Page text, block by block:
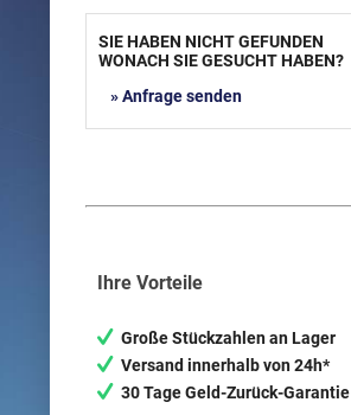
SIE HABEN NICHT GEFUNDEN
WONACH SIE GESUCHT HABEN?
» Anfrage senden
Ihre Vorteile
Große Stückzahlen an Lager
Versand innerhalb von 24h*
30 Tage Geld-Zurück-Garantie